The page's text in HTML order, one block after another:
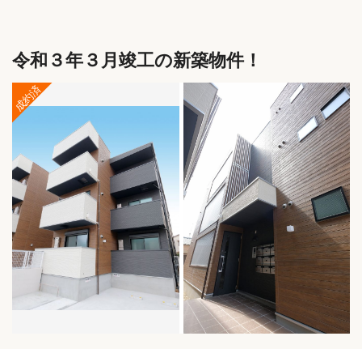
令和３年３月竣工の新築物件！